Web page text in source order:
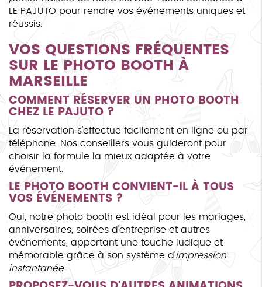
LE PAJUTO pour rendre vos événements uniques et
réussis.
VOS QUESTIONS FRÉQUENTES
SUR LE PHOTO BOOTH À
MARSEILLE
COMMENT RÉSERVER UN PHOTO BOOTH
CHEZ LE PAJUTO ?
La réservation s'effectue facilement en ligne ou par
téléphone. Nos conseillers vous guideront pour
choisir la formule la mieux adaptée à votre
événement.
LE PHOTO BOOTH CONVIENT-IL À TOUS
VOS ÉVÉNEMENTS ?
Oui, notre photo booth est idéal pour les mariages,
anniversaires, soirées d'entreprise et autres
événements, apportant une touche ludique et
mémorable grâce à son système d'impression
instantanée.